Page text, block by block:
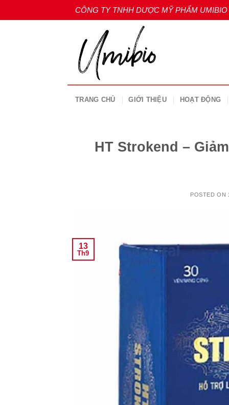
to
CÔNG TY TNHH DƯỢC MỸ PHẨM UMIBIO
TRANG CHỦ GIỚI THIỆU HOẠT ĐỘNG
HT Strokend –
POSTED ON
13
Th9